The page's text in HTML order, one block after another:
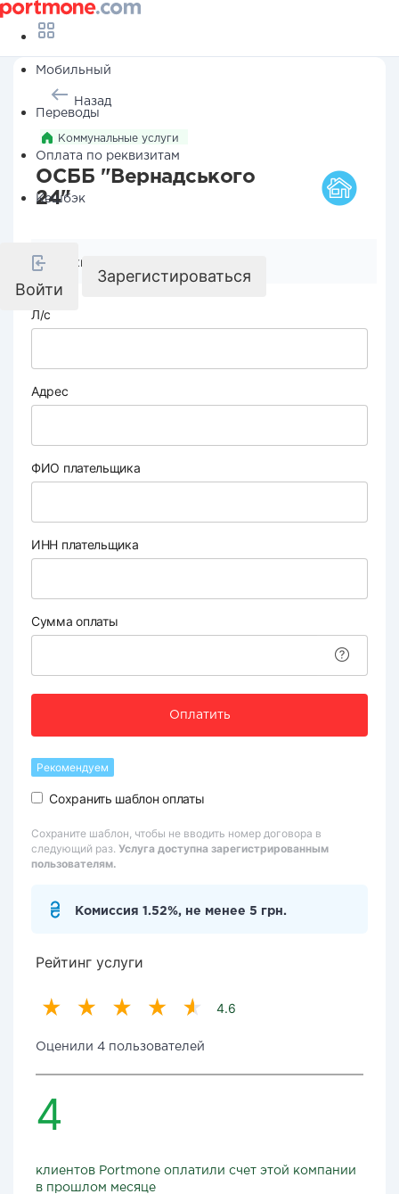
Мобильный
Переводы
Оплата по реквизитам
Кешбэк
Войти
Зарегистироваться
Назад
Коммунальные услуги
ОСББ "Вернадського
24"
Реквизиты компании
Л/с
Адрес
ФИО плательщика
ИНН плательщика
Сумма оплаты
Оплатить
Рекомендуем
Сохранить шаблон оплаты
Сохраните шаблон, чтобы не вводить номер договора в
следующий раз. Услуга доступна зарегистрированным
пользователям.
Комиссия 1.52%, не менее 5 грн.
Рейтинг услуги
4.6
Оценили 4 пользователей
4
клиентов Portmone оплатили счет этой компании
в прошлом месяце